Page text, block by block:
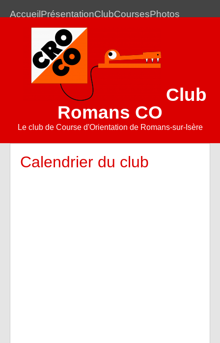
Accueil PrésentationClubCoursesPhotos
Club
Romans CO
Le club de Course d'Orientation de Romans-sur-Isère
Calendrier du club